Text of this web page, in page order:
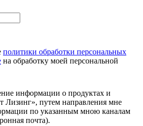
политики обработки персональных
на обработку моей персональной
информации о продуктах и
путем направления мне
по указанным мною каналам
почта).